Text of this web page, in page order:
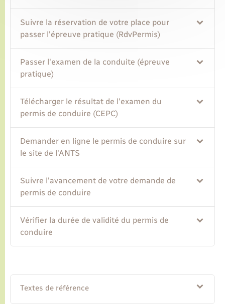
Suivre la réservation de votre place pour
passer l'épreuve pratique (RdvPermis)
Passer l'examen de la conduite (épreuve
pratique)
Télécharger le résultat de l'examen du
permis de conduire (CEPC)
Demander en ligne le permis de conduire sur
le site de l'ANTS
Suivre l'avancement de votre demande de
permis de conduire
Vérifier la durée de validité du permis de
conduire
Textes de référence